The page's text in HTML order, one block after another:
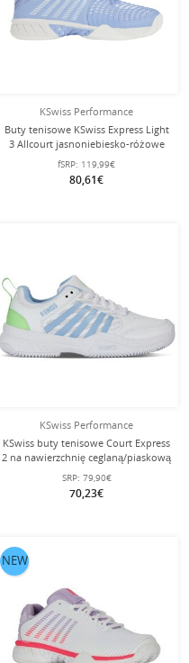
KSwiss Performance
Buty tenisowe KSwiss Express Light
3 Allcourt jasnoniebiesko-różowe
damskie
fSRP: 119,99€
80,61€
KSwiss Performance
KSwiss buty tenisowe Court Express
2 na nawierzchnię ceglaną/piaskową
2025 białe/niebieskie/zielone
damskie
SRP: 79,90€
70,23€
NEW